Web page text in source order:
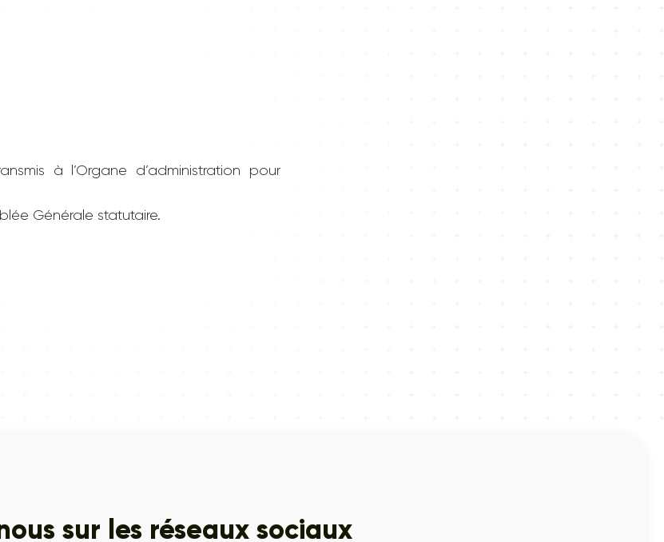
à l’Organe d’administration pour
Générale statutaire.
sur les réseaux sociaux